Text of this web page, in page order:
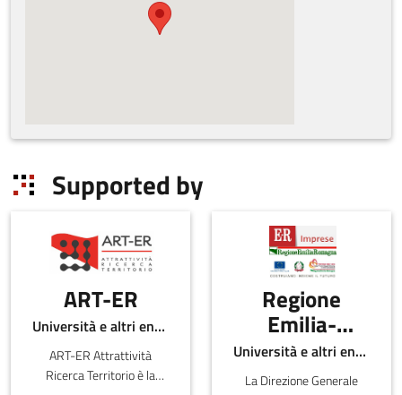
Supported by
ART-ER
Università e altri enti pubblici
ART-ER Attrattività
Ricerca Territorio è la
Regione
Emilia-
Romagna -
Direzione
Università e altri enti pubblici
La Direzione Generale